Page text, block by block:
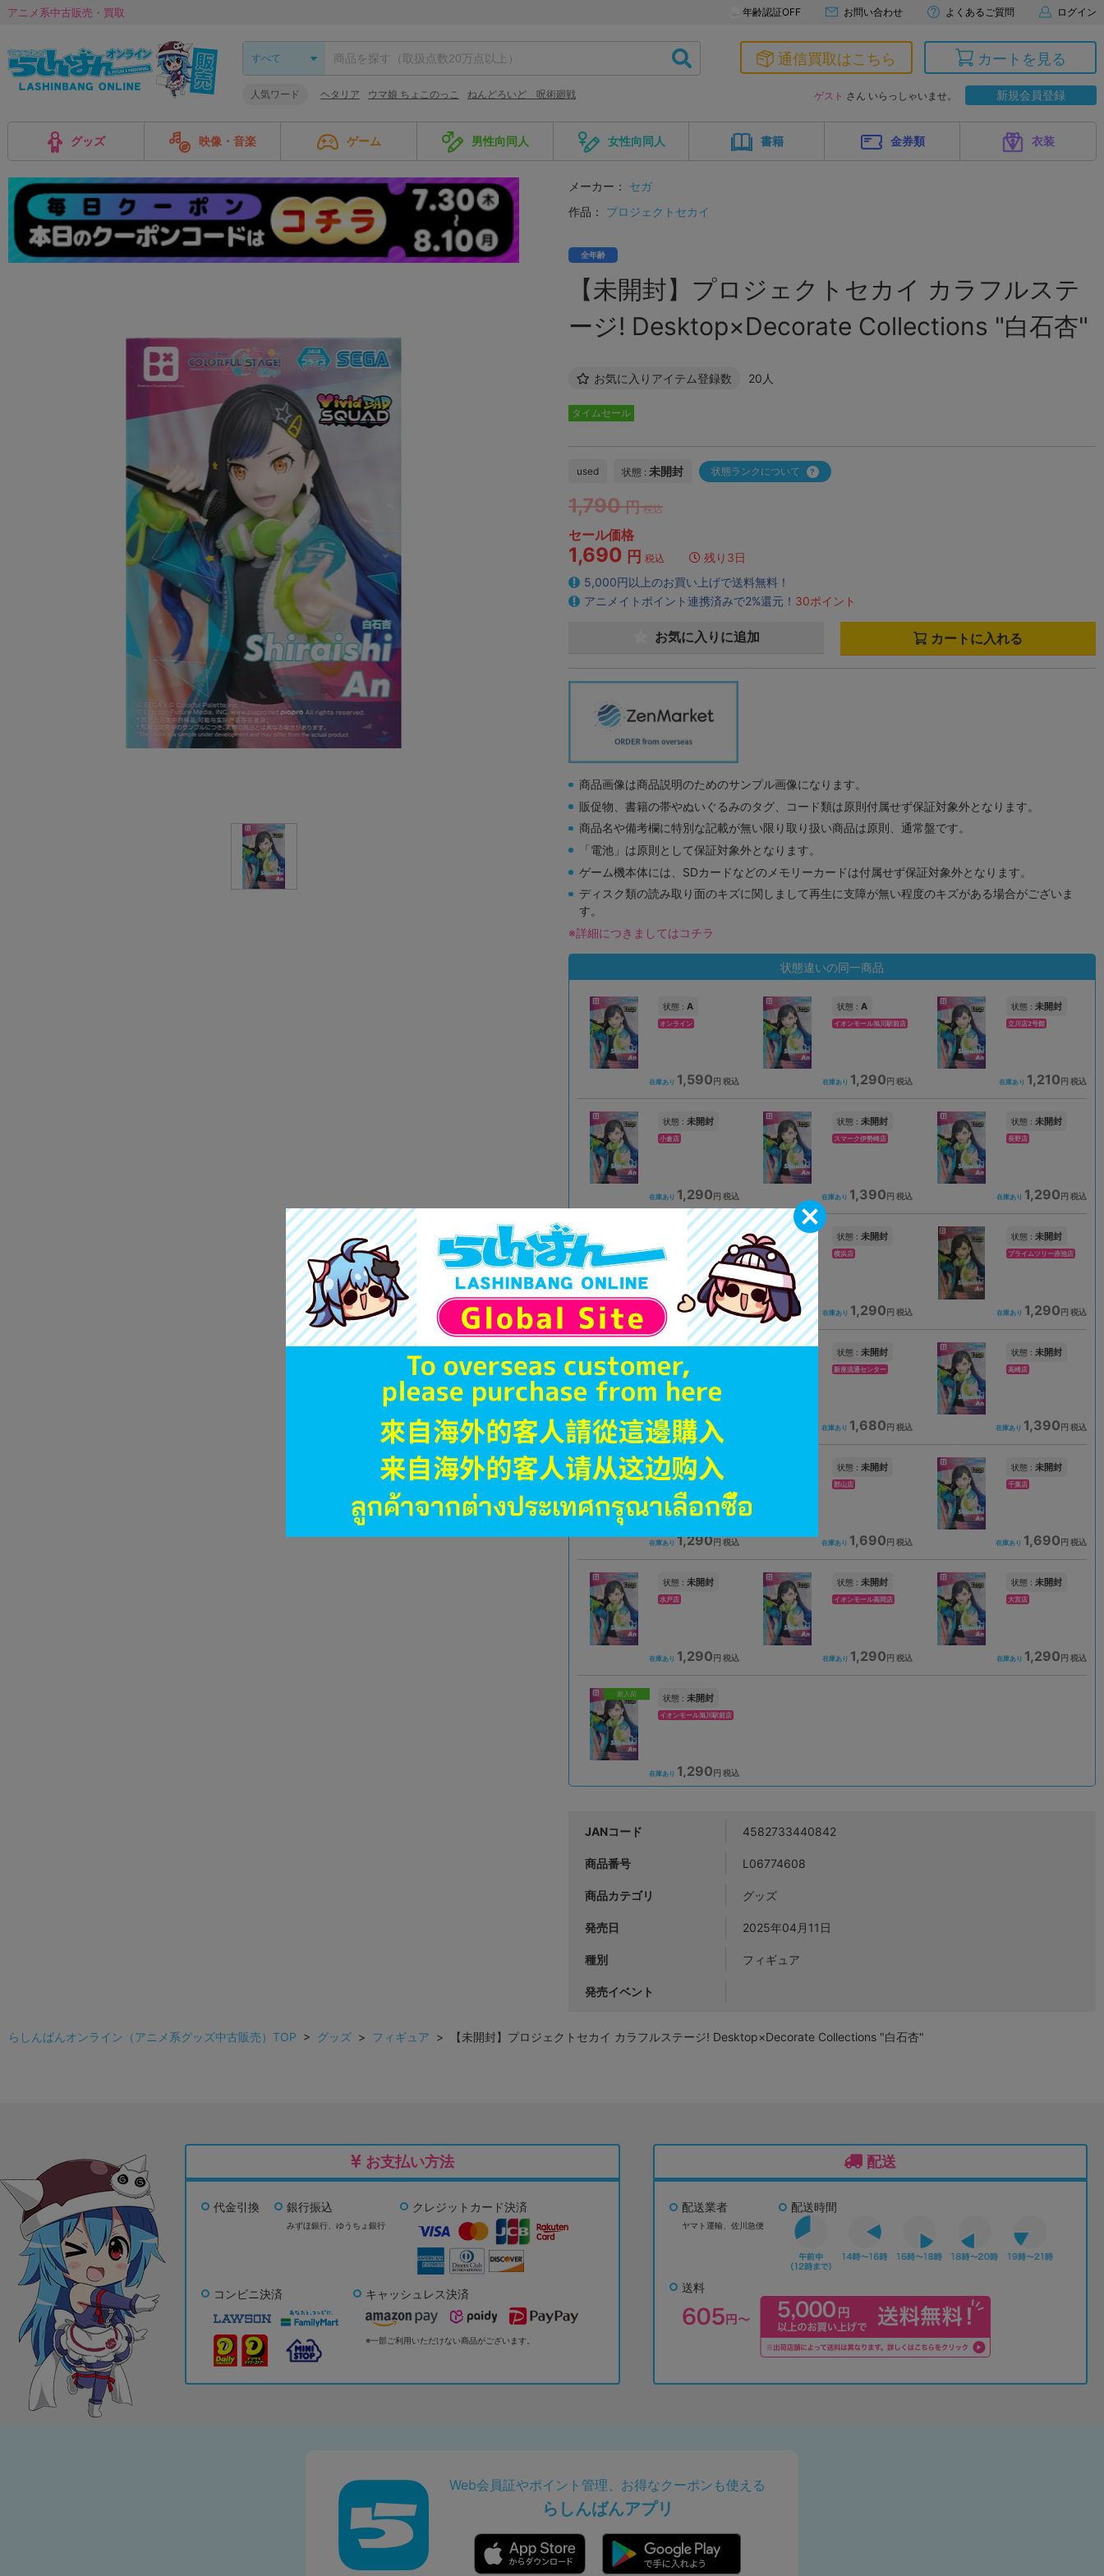
アニメ系中古販売・買取 年齢認証OFF お問い合わせ よくあるご質問 ログイン
人気ワード ヘタリア ウマ娘 ちょこのっこ ねんどろいど 呪術廻戦
通信買取はこちら カートを見る
ゲスト さん いらっしゃいませ。 新規会員登録
グッズ 映像・音楽 ゲーム 男性向同人 女性向同人 書籍 金券類 衣装
メーカー：
セガ
作品：
プロジェクトセカイ
全年齢
【未開封】プロジェクトセカイ カラフルステ
ージ! Desktop×Decorate Collections "白石杏"
お気に入りアイテム登録数 20人
タイムセール
used 状態 : 未開封 状態ランクについて
1,790 円 税込
セール価格
1,690 円 税込
残り3日
5,000円以上のお買い上げで送料無料！
アニメイトポイント連携済みで2%還元！ 30ポイント
カートに入れる
お気に入りに追加
商品画像は商品説明のためのサンプル画像になります。
販促物、書籍の帯やぬいぐるみのタグ、コード類は原則付属せず保証対象外となります。
商品名や備考欄に特別な記載が無い限り取り扱い商品は原則、通常盤です。
「電池」は原則として保証対象外となります。
ゲーム機本体には、SDカードなどのメモリーカードは付属せず保証対象外となります。
ディスク類の読み取り面のキズに関しまして再生に支障が無い程度のキズがある場合がございま
す。
※詳細につきましてはコチラ
状態違いの同一商品
状態 : A
オンライン
在庫あり 1,590円 税込
状態 : A
イオンモール旭川駅前店
在庫あり 1,290円 税込
状態 : 未開封
立川店2号館
在庫あり 1,210円 税込
状態 :未開封
小倉店
在庫あり 1,290 円 税込
状態 : 未開封
スマーク伊勢崎店
在庫あり 1,390 円 税込
状態 : 未開封
長野店
在庫あり 1,290 円 税込
未開封
イオンモール新利府店
在庫あり 1,390円 税込
状態 : 未開封
横浜店
在庫あり 1,290円 税込
状態 : 未開封
プライムツリー赤池店
在庫あり 1,290円 税込
モラージュ菖蒲店
在庫あり 1,290円 税込
状態 : 未開封
新座流通センター
在庫あり 1,680円 税込
状態 : 未開封
高崎店
在庫あり 1,390円 税込
状態 :未開封
岡山店
在庫あり 1,290円 税込
状態 : 未開封
郡山店
在庫あり 1,690 円 税込
状態 : 未開封
千葉店
在庫あり 1,690 円 税込
状態 :未開封
水戸店
在庫あり 1,290円 税込
状態 : 未開封
イオンモール高岡店
在庫あり 1,290円 税込
状態 : 未開封
大宮店
在庫あり 1,290円 税込
新入荷 状態 :未開封
イオンモール旭川駅前店
在庫あり 1,290円 税込
JANコード 4582733440842
商品番号 L06774608
商品カテゴリ グッズ
発売日 2025年04月11日
種別 フィギュア
発売イベント
らしんばんオンライン（アニメ系グッズ中古販売）TOP > グッズ > フィギュア > 【未開封】プロジェクトセカイ カラフルステージ! Desktop×Decorate Collections "白石杏"
お支払い方法
代金引換 銀行振込
みずほ銀行、 ゆうちょ銀行
クレジットカード決済
コンビニ決済 キャッシュレス決済
※一部ご利用いただけない商品がございます。
配送
配送業者
ヤマト運輸、佐川急便
配送時間
送料
Web会員証やポイント管理、お得なクーポンも使える
らしんばんアプリ